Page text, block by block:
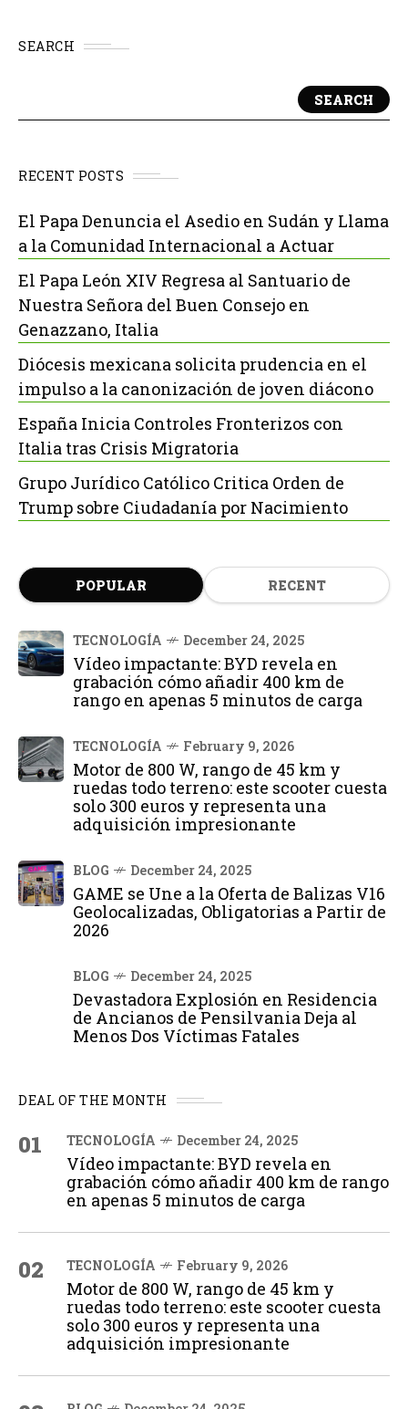
SEARCH
SEARCH
RECENT POSTS
El Papa Denuncia el Asedio en Sudán y Llama
a la Comunidad Internacional a Actuar
El Papa León XIV Regresa al Santuario de
Nuestra Señora del Buen Consejo en
Genazzano, Italia
Diócesis mexicana solicita prudencia en el
impulso a la canonización de joven diácono
España Inicia Controles Fronterizos con
Italia tras Crisis Migratoria
Grupo Jurídico Católico Critica Orden de
Trump sobre Ciudadanía por Nacimiento
POPULAR RECENT
TECNOLOGÍA December 24, 2025
Vídeo impactante: BYD revela en
grabación cómo añadir 400 km de
rango en apenas 5 minutos de carga
TECNOLOGÍA February 9, 2026
Motor de 800 W, rango de 45 km y
ruedas todo terreno: este scooter cuesta
solo 300 euros y representa una
adquisición impresionante
BLOG December 24, 2025
GAME se Une a la Oferta de Balizas V16
Geolocalizadas, Obligatorias a Partir de
2026
BLOG December 24, 2025
Devastadora Explosión en Residencia
de Ancianos de Pensilvania Deja al
Menos Dos Víctimas Fatales
DEAL OF THE MONTH
01 TECNOLOGÍA December 24, 2025
Vídeo impactante: BYD revela en
grabación cómo añadir 400 km de rango
en apenas 5 minutos de carga
02 TECNOLOGÍA February 9, 2026
Motor de 800 W, rango de 45 km y
ruedas todo terreno: este scooter cuesta
solo 300 euros y representa una
adquisición impresionante